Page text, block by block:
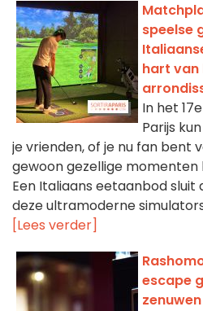
speelse
hart van
In het
Parijs
je vrienden, of je nu fan bent
gewoon gezellige
Een Italiaans eetaanbod sluit
deze ultramoderne
[Lees verder]
escape